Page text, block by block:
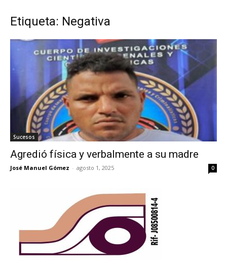
Etiqueta: Negativa
Sucesos
Agredió física y verbalmente a su madre
José Manuel Gómez - agosto 1, 2025 0